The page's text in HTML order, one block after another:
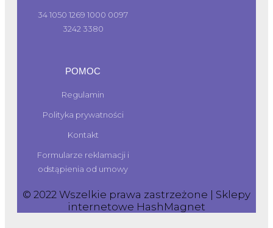
34 1050 1269 1000 0097
3242 3380
POMOC
Regulamin
Polityka prywatności
Kontakt
Formularze reklamacji i
odstąpienia od umowy
© 2022 Wszelkie prawa zastrzeżone | Sklepy
internetowe HashMagnet